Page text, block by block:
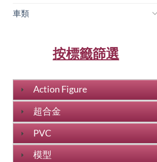
車類
按標籤篩選
Action Figure
超合金
PVC
模型